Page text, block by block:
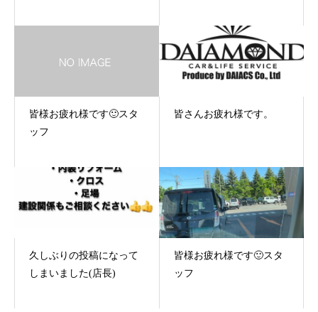
皆様お疲れ様です🙂スタ
ッフ
皆さんお疲れ様です。
久しぶりの投稿になって
しまいました(店長)
皆様お疲れ様です🙂スタ
ッフ